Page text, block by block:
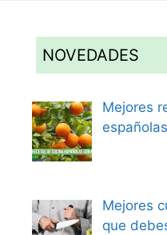
NOVEDADES
Mejores
Mejores
que